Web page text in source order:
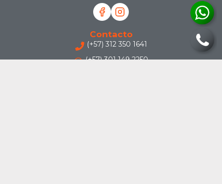
Contacto
(+57) 312 350 1641
(+57) 301 149 2250